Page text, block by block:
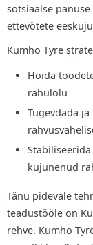
sotsiaalse
ettevõtete
Kumho Tyre
Hoida
rahulolu
Tugevdada
kujunenud
Tänu pidevale
teadustööle on
rehve. Kumho